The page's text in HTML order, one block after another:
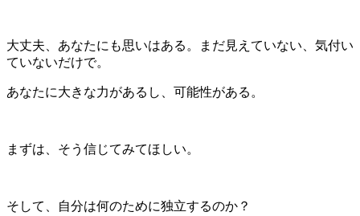
大丈夫、あなたにも思いはある。まだ見えていない、気付い
ていないだけで。
あなたに大きな力があるし、可能性がある。
まずは、そう信じてみてほしい。
そして、自分は何のために独立するのか？